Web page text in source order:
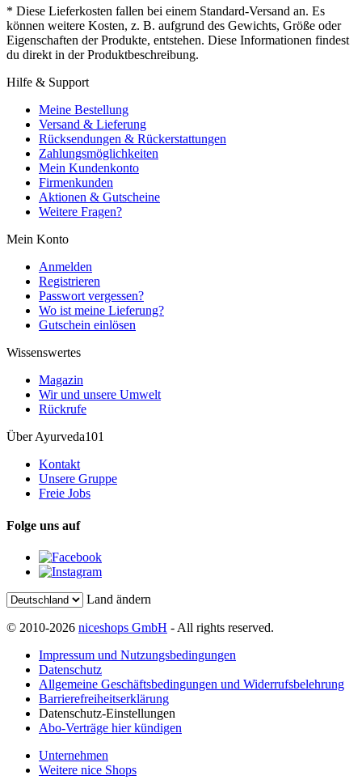
* Diese Lieferkosten fallen bei einem Standard-Versand an. Es
können weitere Kosten, z. B. aufgrund des Gewichts, Größe oder
Eigenschaften der Produkte, entstehen. Diese Informationen findest
du direkt in der Produktbeschreibung.
Hilfe & Support
Meine Bestellung
Versand & Lieferung
Rücksendungen & Rückerstattungen
Zahlungsmöglichkeiten
Mein Kundenkonto
Firmenkunden
Aktionen & Gutscheine
Weitere Fragen?
Mein Konto
Anmelden
Registrieren
Passwort vergessen?
Wo ist meine Lieferung?
Gutschein einlösen
Wissenswertes
Magazin
Wir und unsere Umwelt
Rückrufe
Über Ayurveda101
Kontakt
Unsere Gruppe
Freie Jobs
Folge uns auf
Land ändern
© 2010-2026 niceshops GmbH - All rights reserved.
Impressum und Nutzungsbedingungen
Datenschutz
Allgemeine Geschäftsbedingungen und Widerrufsbelehrung
Barrierefreiheitserklärung
Datenschutz-Einstellungen
Abo-Verträge hier kündigen
Unternehmen
Weitere nice Shops